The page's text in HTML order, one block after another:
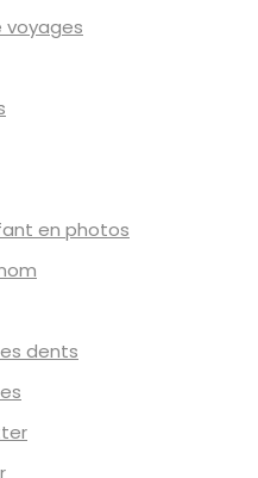
voyages
en photos
dents